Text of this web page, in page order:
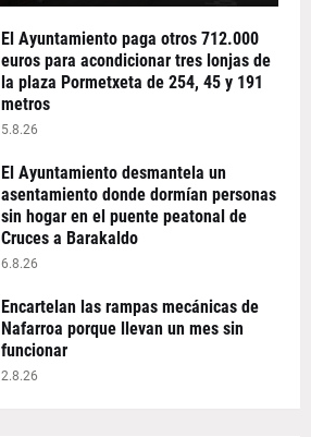
El Ayuntamiento paga otros 712.000
euros para acondicionar tres lonjas de
la plaza Pormetxeta de 254, 45 y 191
metros
5.8.26
El Ayuntamiento desmantela un
asentamiento donde dormían personas
sin hogar en el puente peatonal de
Cruces a Barakaldo
6.8.26
Encartelan las rampas mecánicas de
Nafarroa porque llevan un mes sin
funcionar
2.8.26